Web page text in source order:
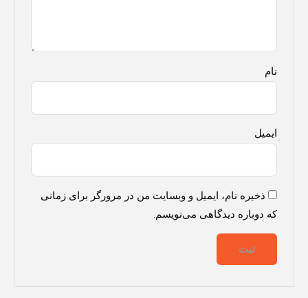
نام
ایمیل
ذخیره نام، ایمیل و وبسایت من در مرورگر برای زمانی
که دوباره دیدگاهی می‌نویسم.